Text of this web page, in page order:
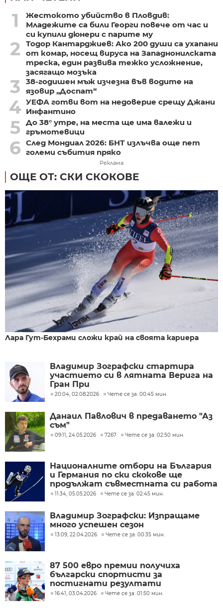
1
Жестокото убийство в Пловдив:
Младежите са били Георги повече от час и
си купили дюнери с парите му
2
Тодор Кантарджиев: Ако 200 души са ухапани
от комар, носещ вируса на Западнонилската
треска, един развива тежко усложнение,
засягащо мозъка
3
38-годишен мъж изчезна във водите на
язовир „Доспат“
4 УЕФА готви вот на недоверие срещу Джани
Инфантино
5 До 38° утре, на места ще има валежи и
гръмотевици
6 След Мондиал 2026: БНТ излъчва още пет
големи събития пряко
Реклама
ОЩЕ ОТ: СКИ СКОКОВЕ
Лара Гут-Бехрами сложи край на своята кариера
Владимир Зографски стартира
участието си в лятната Верига на
Гран При
20:04, 02.08.2026 Чете се за: 00:45 мин.
Данаил Павлович в предаването "Аз
съм"
09:11, 24.05.2026 7267 Чете се за: 02:50 мин.
Националните отбори на България
и Германия по ски скокове ще
продължат съвместната си работа
11:34, 05.05.2026 Чете се за: 02:45 мин.
Владимир Зографски: Изпращаме
много успешен сезон
13:09, 22.04.2026 Чете се за: 00:35 мин.
87 500 евро премии получиха
български спортисти за
постигнати резултати
16:41, 03.04.2026 Чете се за: 01:50 мин.